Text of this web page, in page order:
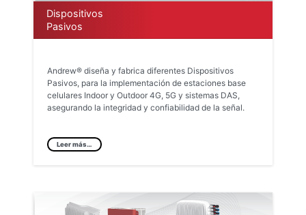
Dispositivos
Pasivos
Andrew® diseña y fabrica diferentes Dispositivos
Pasivos, para la implementación de estaciones base
celulares Indoor y Outdoor 4G, 5G y sistemas DAS,
asegurando la integridad y confiabilidad de la señal.
Leer más…